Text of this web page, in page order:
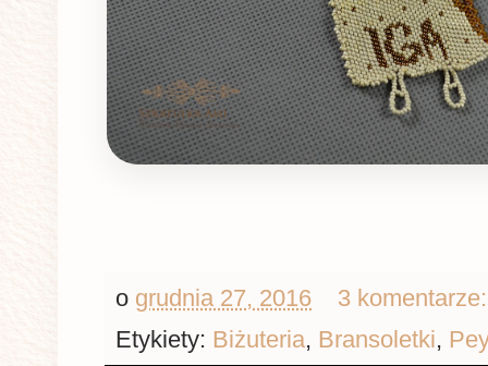
o grudnia 27, 2016
3
Etykiety: Biżuteria, Bransoletki,